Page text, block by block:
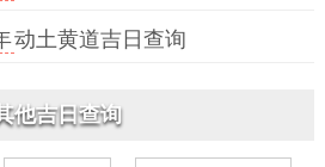
动土黄道吉日查询
他吉日查询